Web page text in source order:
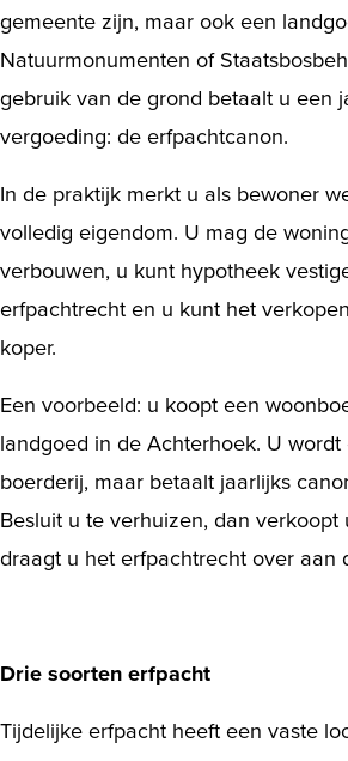
gemeente zijn, maar ook een
Natuurmonumenten of
gebruik van de grond betaalt u een
vergoeding: de erfpachtcanon.
In de praktijk merkt u als bewoner
volledig eigendom. U mag de
verbouwen, u kunt hypotheek
erfpachtrecht en u kunt het
koper.
Een voorbeeld: u koopt een
landgoed in de Achterhoek. U
boerderij, maar betaalt jaarlijks
Besluit u te verhuizen, dan
draagt u het erfpachtrecht over aan
Drie soorten erfpacht
Tijdelijke erfpacht heeft een vaste